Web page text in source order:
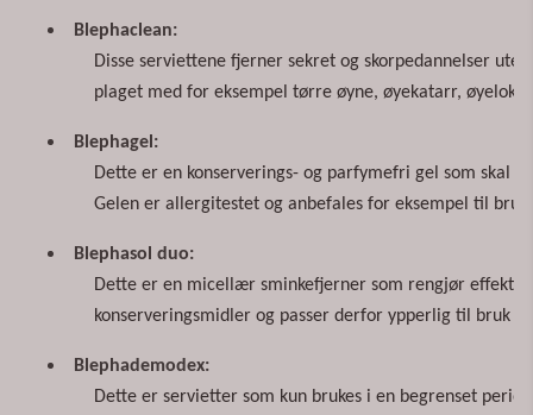
Blephaclean:
Disse serviettene fjerner sekret og skorpedannelser
plaget med for eksempel tørre øyne, øyekatarr,
Blephagel:
Dette er en konserverings- og parfymefri gel som skal
Gelen er allergitestet og anbefales for eksempel til
Blephasol duo:
Dette er en micellær sminkefjerner som rengjør
konserveringsmidler og passer derfor ypperlig til bruk
Blephademodex:
Dette er servietter som kun brukes i en begrenset